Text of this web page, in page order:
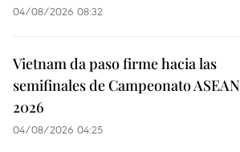
04/08/2026 08:32
Vietnam da paso firme hacia las
semifinales de Campeonato ASEAN
2026
04/08/2026 04:25